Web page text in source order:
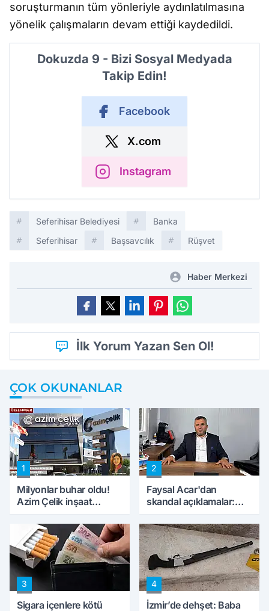
soruşturmanın tüm yönleriyle aydınlatılmasına
yönelik çalışmaların devam ettiği kaydedildi.
Dokuzda 9 - Bizi Sosyal Medyada
Takip Edin!
Facebook
X.com
Instagram
Seferihisar Belediyesi
Banka
Seferihisar
Başsavcılık Rüşvet
Haber Merkezi
İlk Yorum Yazan Sen Ol!
ÇOK OKUNANLAR
1
Milyonlar buhar oldu!
Azim Çelik inşaat
konuştu
2
Faysal Acar'dan
skandal açıklamalar:
peynircilerimizi de
kıskaca aldı, müdahale
ettik'
3
Sigara içenlere kötü
4
İzmir’de dehşet: Baba